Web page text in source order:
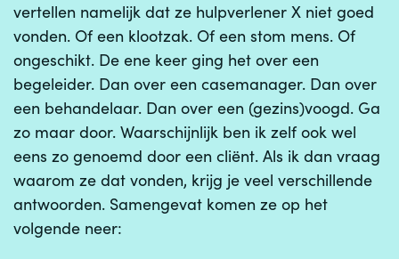
vertellen namelijk dat ze hulpverlener X niet goed
vonden. Of een klootzak. Of een stom mens. Of
ongeschikt. De ene keer ging het over een
begeleider. Dan over een casemanager. Dan over
een behandelaar. Dan over een (gezins)voogd. Ga
zo maar door. Waarschijnlijk ben ik zelf ook wel
eens zo genoemd door een cliënt. Als ik dan vraag
waarom ze dat vonden, krijg je veel verschillende
antwoorden. Samengevat komen ze op het
volgende neer: